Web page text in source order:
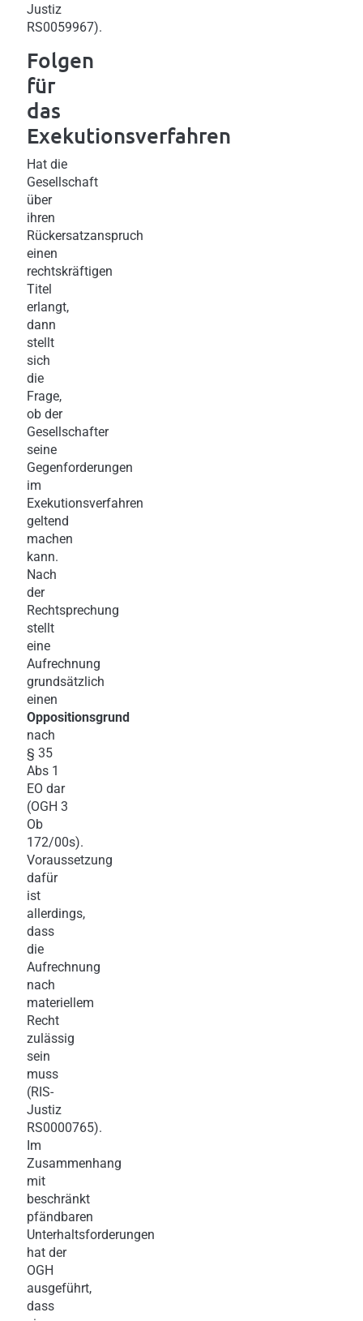
Justiz
RS0059967).
Folgen
für
das
Exekutionsverfahren
Hat die
Gesellschaft
über
ihren
Rückersatzanspruch
einen
rechtskräftigen
Titel
erlangt,
dann
stellt
sich
die
Frage,
ob der
Gesellschafter
seine
Gegenforderungen
im
Exekutionsverfahren
geltend
machen
kann.
Nach
der
Rechtsprechung
stellt
eine
Aufrechnung
grundsätzlich
einen
Oppositionsgrund
nach
§ 35
Abs 1
EO dar
(OGH 3
Ob
172/00s).
Voraussetzung
dafür
ist
allerdings,
dass
die
Aufrechnung
nach
materiellem
Recht
zulässig
sein
muss
(RIS-
Justiz
RS0000765).
Im
Zusammenhang
mit
beschränkt
pfändbaren
Unterhaltsforderungen
hat der
OGH
ausgeführt,
dass